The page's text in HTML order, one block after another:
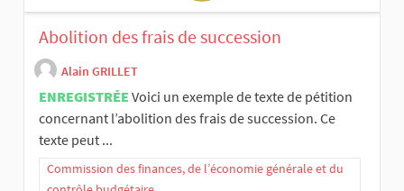
Abolition des frais de succession
Alain GRILLET
ENREGISTRÉE Voici un exemple de texte de pétition
concernant l’abolition des frais de succession. Ce
texte peut ...
Commission des finances, de l’économie générale et du